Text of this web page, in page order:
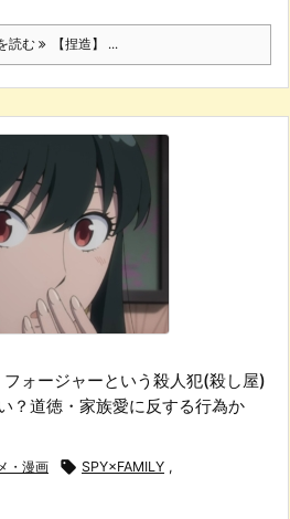
読む 【捏造】 ...
フォージャーという殺人犯(殺し屋)
？道徳・家族愛に反する行為か
・漫画  SPY×FAMILY ,